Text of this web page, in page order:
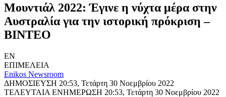
Μουντιάλ 2022: Έγινε η νύχτα μέρα στην
Αυστραλία για την ιστορική πρόκριση –
ΒΙΝΤΕΟ
EN
ΕΠΙΜΕΛΕΙΑ
Enikos Newsroom
ΔΗΜΟΣΙΕΥΣΗ 20:53, Τετάρτη 30 Νοεμβρίου 2022
ΤΕΛΕΥΤΑΙΑ ΕΝΗΜΕΡΩΣΗ 20:53, Τετάρτη 30 Νοεμβρίου 2022